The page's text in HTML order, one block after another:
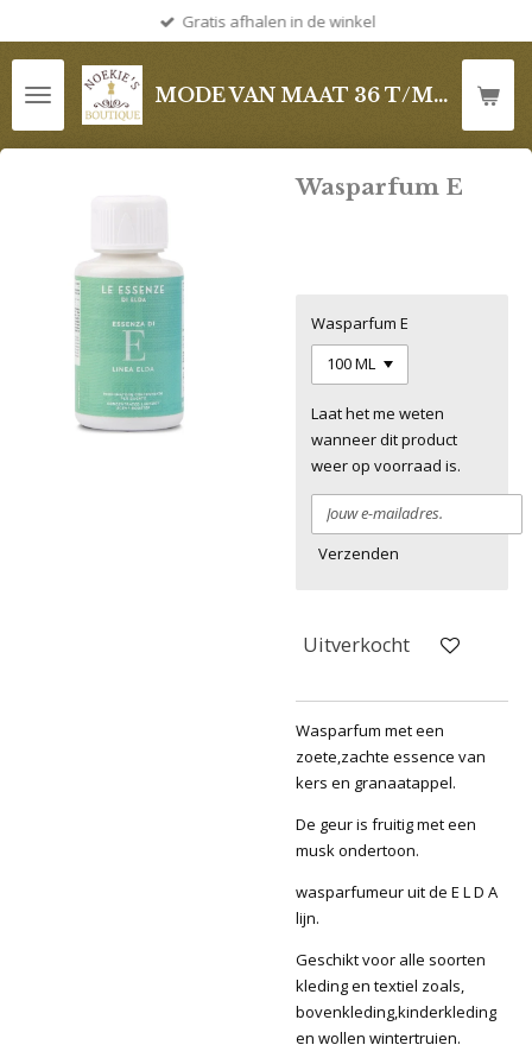
de
hoofdinhoud
MODE VAN MAAT 36 T/M 52
Gratis afhalen in de winkel
Wasparfum E
Wasparfum E
Laat het me weten
wanneer dit product
weer op voorraad is.
Verzenden
Uitverkocht
Wasparfum met een
zoete,zachte essence van
kers en granaatappel.
De geur is fruitig met een
musk ondertoon.
wasparfumeur uit de E L D A
lijn.
Geschikt voor alle soorten
kleding en textiel zoals,
bovenkleding,kinderkleding
en wollen wintertruien.